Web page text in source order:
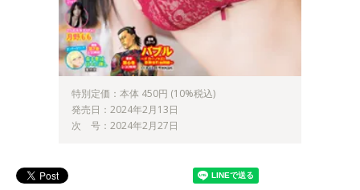
特別定価：本体 450円 (10%税込)
発売日：2024年2月13日
次 号：2024年2月27日